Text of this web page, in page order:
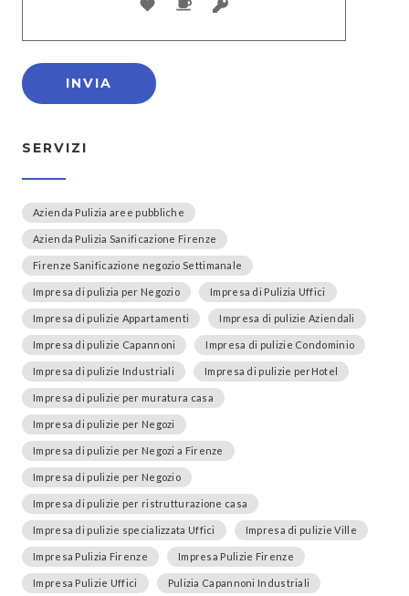
SERVIZI
Azienda Pulizia aree pubbliche
Azienda Pulizia Sanificazione Firenze
Firenze Sanificazione negozio Settimanale
Impresa di pulizia per Negozio Impresa di Pulizia Uffici
Impresa di pulizie Appartamenti Impresa di pulizie Aziendali
Impresa di pulizie Capannoni Impresa di pulizie Condominio
Impresa di pulizie Industriali Impresa di pulizie perHotel
Impresa di pulizie per muratura casa
Impresa di pulizie per Negozi
Impresa di pulizie per Negozi a Firenze
Impresa di pulizie per Negozio
Impresa di pulizie per ristrutturazione casa
Impresa di pulizie specializzata Uffici Impresa di pulizie Ville
Impresa Pulizia Firenze Impresa Pulizie Firenze
Impresa Pulizie Uffici Pulizia Capannoni Industriali